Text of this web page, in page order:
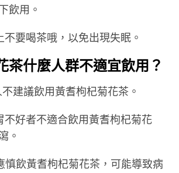
飲用。
要喝茶哦，以免出現失眠。
茶什麼人群不適宜飲用？
建議飲用黃耆枸杞菊花茶。
不好者不適合飲用黃耆枸杞菊花
。
慎飲黃耆枸杞菊花茶，可能導致病